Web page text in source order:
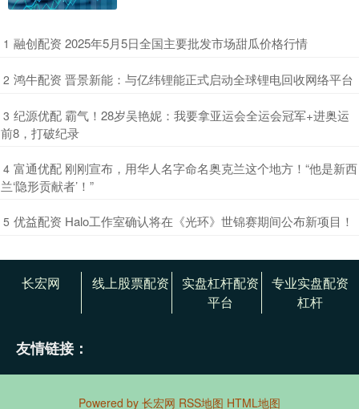
1 ​融创配资 2025年5月5日全国主要批发市场甜瓜价格行情
2 ​鸿牛配资 晋景新能：与亿纬锂能正式启动全球锂电回收网络平台
3 ​纪源优配 霸气！28岁吴艳妮：我要拿亚运会全运会冠军+进奥运
前8，打破纪录
4 ​富通优配 刚刚宣布，用华人名字命名奥克兰这个地方！“他是新西
兰‘隐形贡献者’！”
5 ​优益配资 Halo工作室确认将在《光环》世锦赛期间公布新项目！
长宏网 线上股票配资
实盘杠杆配资
平台
专业实盘配资
杠杆
友情链接：
Powered by 长宏网 RSS地图 HTML地图